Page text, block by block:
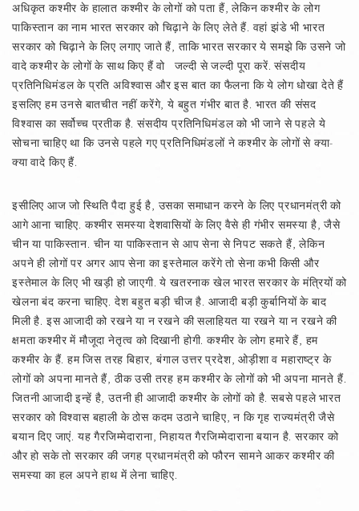
अधिकृत कश्मीर के हालात कश्मीर के लोगों को पता हैं, लेकिन कश्मीर के लोग
पाकिस्तान का नाम भारत सरकार को चिढ़ाने के लिए लेते हैं. वहां झंडे भी भारत
सरकार को चिढ़ाने के लिए लगाए जाते हैं, ताकि भारत सरकार ये समझे कि उसने जो
वादे कश्मीर के लोगों के साथ किए हैं वो जल्दी से जल्दी पूरा करें. संसदीय
प्रतिनिधिमंडल के प्रति अविश्‍वास और इस बात का फैलना कि ये लोग धोखा देते हैं
इसलिए हम उनसे बातचीत नहीं करेंगे, ये बहुत गंभीर बात है. भारत की संसद
विश्‍वास का सर्वोच्च प्रतीक है. संसदीय प्रतिनिधिमंडल को भी जाने से पहले ये
सोचना चाहिए था कि उनसे पहले गए प्रतिनिधिमंडलों ने कश्मीर के लोगों से क्या-
क्या वादे किए हैं.
इसीलिए आज जो स्थिति पैदा हुई है, उसका समाधान करने के लिए प्रधानमंत्री को
आगे आना चाहिए. कश्मीर समस्या देशवासियों के लिए वैसे ही गंभीर समस्या है, जैसे
चीन या पाकिस्तान. चीन या पाकिस्तान से आप सेना से निपट सकते हैं, लेकिन
अपने ही लोगों पर अगर आप सेना का इस्तेमाल करेंगे तो सेना कभी किसी और
इस्तेमाल के लिए भी खड़ी हो जाएगी. ये खतरनाक खेल भारत सरकार के मंत्रियों को
खेलना बंद करना चाहिए. देश बहुत बड़ी चीज है. आजादी बड़ी कुर्बानियों के बाद
मिली है. इस आजादी को रखने या न रखने की सलाहियत या रखने या न रखने की
क्षमता कश्मीर में मौजूदा नेतृत्व को दिखानी होगी. कश्मीर के लोग हमारे हैं, हम
कश्मीर के हैं. हम जिस तरह बिहार, बंगाल उत्तर प्रदेश, ओड़ीशा व महाराष्ट्र के
लोगों को अपना मानते हैं, ठीक उसी तरह हम कश्मीर के लोगों को भी अपना मानते हैं.
जितनी आजादी इन्हें है, उतनी ही आजादी कश्मीर के लोगों को है. सबसे पहले भारत
सरकार को विश्‍वास बहाली के ठोस कदम उठाने चाहिए, न कि गृह राज्यमंत्री जैसे
बयान दिए जाएं. यह गैरजिम्मेदाराना, निहायत गैरजिम्मेदाराना बयान है. सरकार को
और हो सके तो सरकार की जगह प्रधानमंत्री को फौरन सामने आकर कश्मीर की
समस्या का हल अपने हाथ में लेना चाहिए.